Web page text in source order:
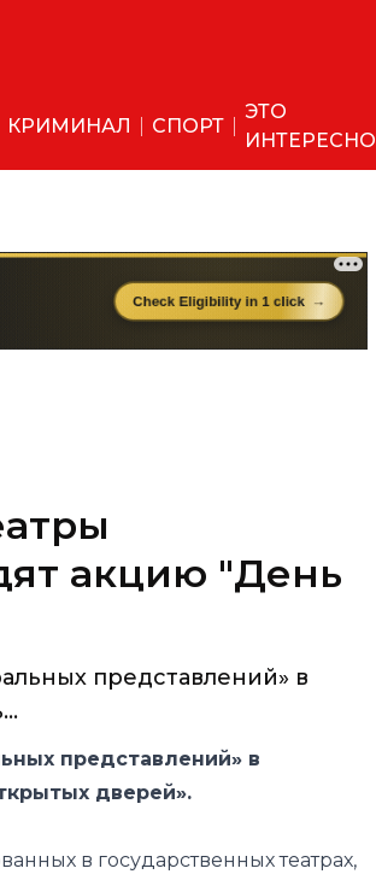
КРИМИНАЛ СПОРТ
ЭТО
ИНТЕРЕСНО
акцию "День
представлений» в
представлений» в
дверей».
в государственных театрах,